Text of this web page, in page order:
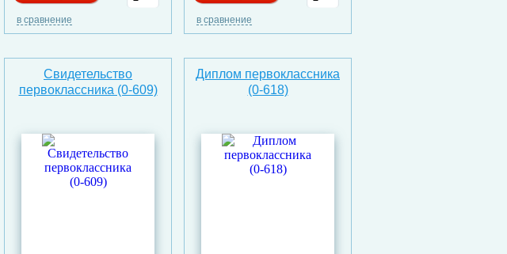
в сравнение в сравнение
Свидетельство
первоклассника (0-609)
Диплом первоклассника
(0-618)